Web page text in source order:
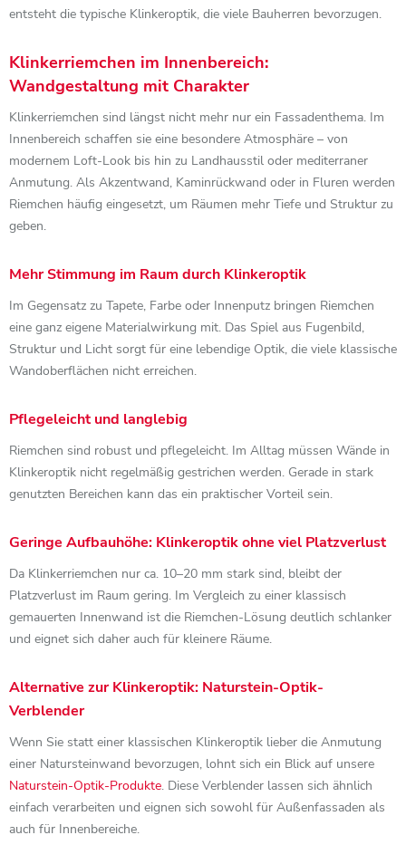
entsteht die typische Klinkeroptik, die viele Bauherren bevorzugen.
Klinkerriemchen im Innenbereich:
Wandgestaltung mit Charakter
Klinkerriemchen sind längst nicht mehr nur ein Fassadenthema. Im
Innenbereich schaffen sie eine besondere Atmosphäre – von
modernem Loft-Look bis hin zu Landhausstil oder mediterraner
Anmutung. Als Akzentwand, Kaminrückwand oder in Fluren werden
Riemchen häufig eingesetzt, um Räumen mehr Tiefe und Struktur zu
geben.
Mehr Stimmung im Raum durch Klinkeroptik
Im Gegensatz zu Tapete, Farbe oder Innenputz bringen Riemchen
eine ganz eigene Materialwirkung mit. Das Spiel aus Fugenbild,
Struktur und Licht sorgt für eine lebendige Optik, die viele klassische
Wandoberflächen nicht erreichen.
Pflegeleicht und langlebig
Riemchen sind robust und pflegeleicht. Im Alltag müssen Wände in
Klinkeroptik nicht regelmäßig gestrichen werden. Gerade in stark
genutzten Bereichen kann das ein praktischer Vorteil sein.
Geringe Aufbauhöhe: Klinkeroptik ohne viel Platzverlust
Da Klinkerriemchen nur ca. 10–20 mm stark sind, bleibt der
Platzverlust im Raum gering. Im Vergleich zu einer klassisch
gemauerten Innenwand ist die Riemchen-Lösung deutlich schlanker
und eignet sich daher auch für kleinere Räume.
Alternative zur Klinkeroptik: Naturstein-Optik-
Verblender
Wenn Sie statt einer klassischen Klinkeroptik lieber die Anmutung
einer Natursteinwand bevorzugen, lohnt sich ein Blick auf unsere
Naturstein-Optik-Produkte. Diese Verblender lassen sich ähnlich
einfach verarbeiten und eignen sich sowohl für Außenfassaden als
auch für Innenbereiche.